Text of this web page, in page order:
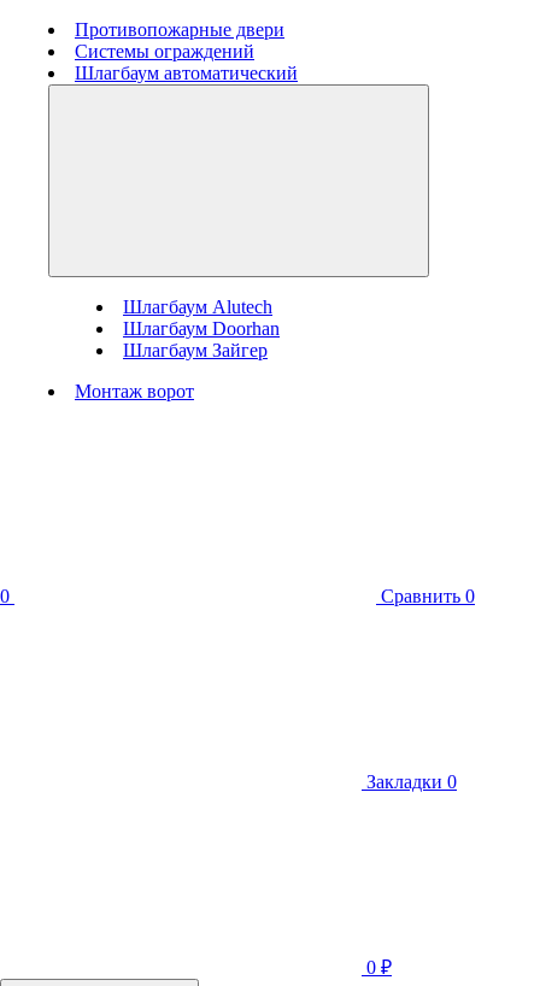
Противопожарные двери
Системы ограждений
Шлагбаум автоматический
Шлагбаум Alutech
Шлагбаум Doorhan
Шлагбаум Зайгер
Монтаж ворот
0 Сравнить 0
Закладки 0
0 ₽